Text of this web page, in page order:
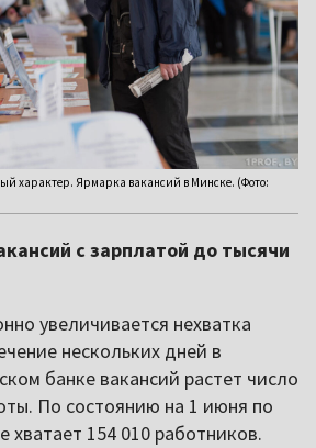
характер. Ярмарка вакансий в Минске. (Фото:
с зарплатой до тысячи
увеличивается нехватка
нескольких дней в
банке вакансий растет число
По состоянию на 1 июня по
хватает 154 010 работников.